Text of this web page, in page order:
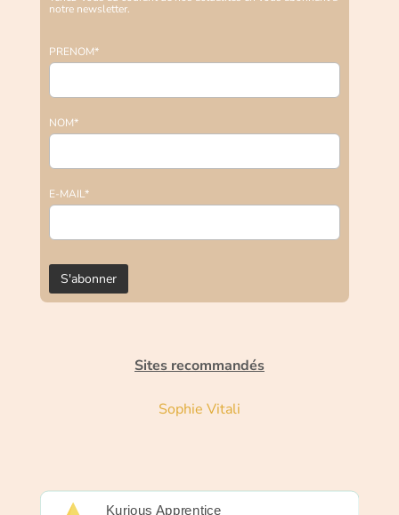
notre newsletter.
PRENOM*
NOM*
E-MAIL*
Sites recommandés
Sophie Vitali
Kurious Apprentice